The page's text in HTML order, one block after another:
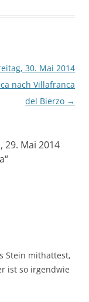
30. Mai 2014
nach Villafranca
del Bierzo →
29. Mai 2014
“
Stein mithattest,
ist so irgendwie